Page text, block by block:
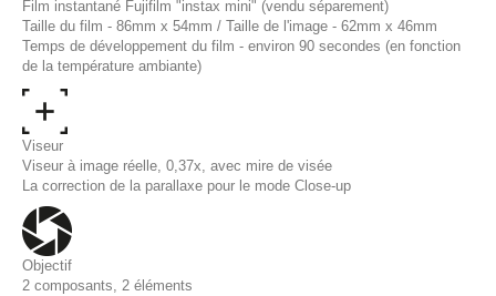
Film instantané Fujifilm "instax mini" (vendu séparement)
Taille du film - 86mm x 54mm / Taille de l'image - 62mm x 46mm
Temps de développement du film - environ 90 secondes (en fonction
de la température ambiante)
Viseur
Viseur à image réelle, 0,37x, avec mire de visée
La correction de la parallaxe pour le mode Close-up
Objectif
2 composants, 2 éléments